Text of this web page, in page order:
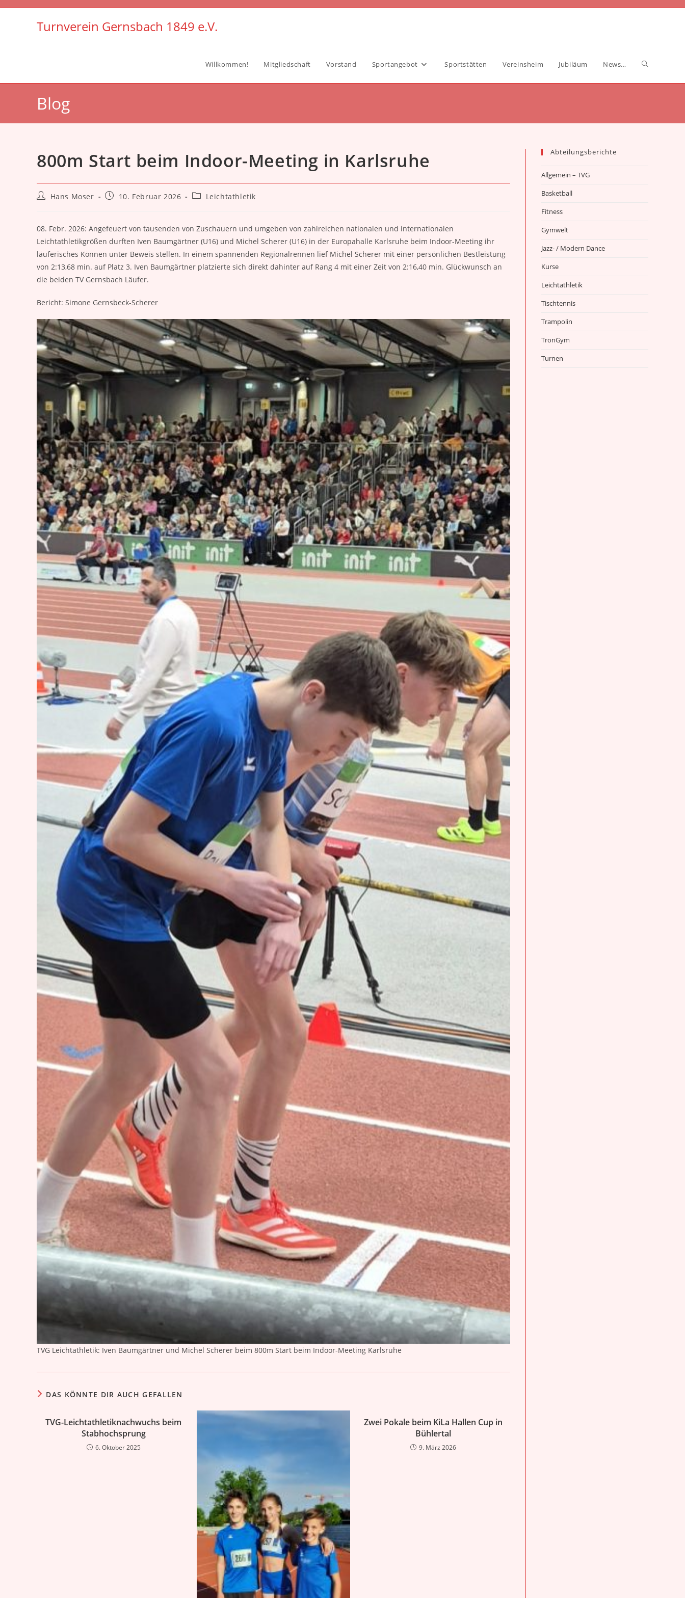
Zum
Turnverein Gernsbach 1849 e.V.
Willkommen! Mitgliedschaft Vorstand Sportangebot Sportstätten Vereinsheim Jubiläum News… Website-
Blog
800m Start beim Indoor-Meeting in Karlsruhe
Beitrags-
Hans Moser
Beitrag10. Februar 2026
Beitrags-
Leichtathletik
08. Febr. 2026: Angefeuert von tausenden von Zuschauern und umgeben von zahlreichen nationalen und internationalen
Leichtathletikgrößen durften Iven Baumgärtner (U16) und Michel Scherer (U16) in der Europahalle Karlsruhe beim Indoor-Meeting ihr
läuferisches Können unter Beweis stellen. In einem spannenden Regionalrennen lief Michel Scherer mit einer persönlichen Bestleistung
von 2:13,68 min. auf Platz 3. Iven Baumgärtner platzierte sich direkt dahinter auf Rang 4 mit einer Zeit von 2:16,40 min. Glückwunsch an
die beiden TV Gernsbach Läufer.
Bericht: Simone Gernsbeck-Scherer
TVG Leichtathletik: Iven Baumgärtner und Michel Scherer beim 800m Start beim Indoor-Meeting Karlsruhe
DAS KÖNNTE DIR AUCH GEFALLEN
TVG-Leichtathletiknachwuchs beim
Stabhochsprung
6. Oktober 2025
Zwei Pokale beim KiLa Hallen Cup in
Bühlertal
9. März 2026
Abteilungsberichte
Allgemein – TVG
Basketball
Fitness
Gymwelt
Jazz- / Modern Dance
Kurse
Leichtathletik
Tischtennis
Trampolin
TronGym
Turnen